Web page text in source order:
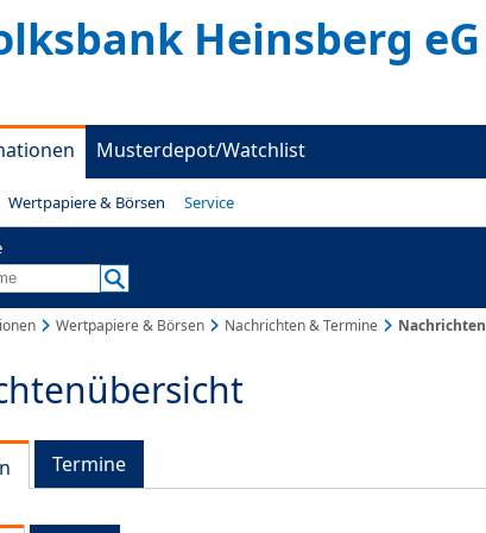
Heinsberg eG
Musterdepot/Watchlist
Wertpapiere & Börsen Service
Wertpapiere & Börsen Nachrichten & Termine Nachrichten
Termine